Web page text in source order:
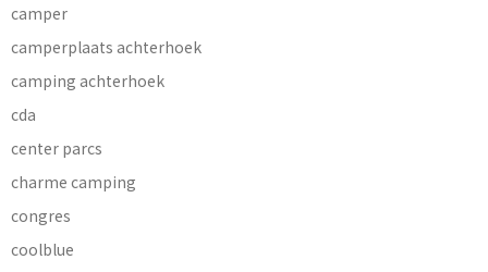
camper
camperplaats achterhoek
camping achterhoek
cda
center parcs
charme camping
congres
coolblue